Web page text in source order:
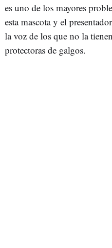
es uno de los mayores
esta mascota y el
la voz de los que no la
protectoras de galgos.